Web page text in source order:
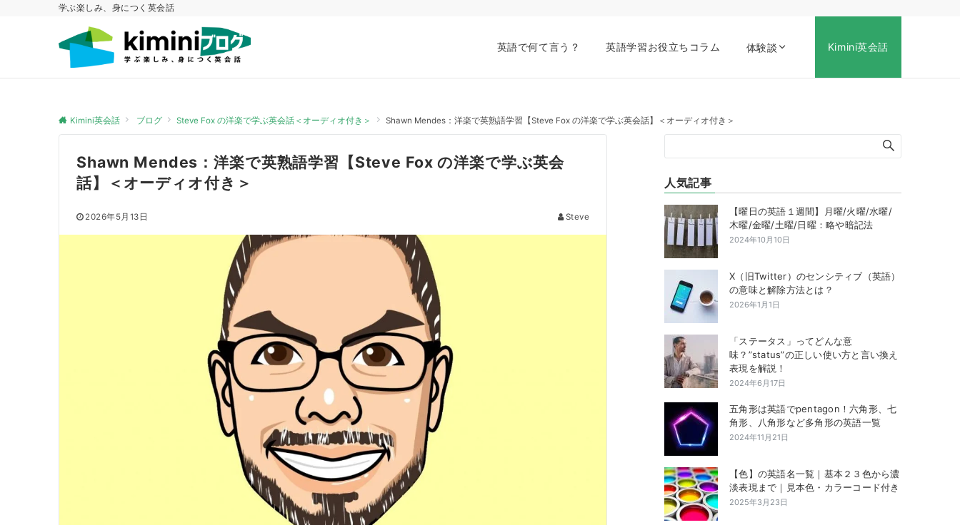
学ぶ楽しみ、身につく英会話
英語で何て言う？ 英語学習お役立ちコラム 体験談 Kimini英会話
Kimini英会話 ブログ Steve Fox の洋楽で学ぶ英会話＜オーディオ付き＞ Shawn Mendes：洋楽で英熟語学習【Steve Fox の洋楽で学ぶ英会話】＜オーディオ付き＞
Shawn Mendes：洋楽で英熟語学習【Steve Fox の洋楽で学ぶ英会
話】＜オーディオ付き＞
2026年5月13日 Steve
人気記事
【曜日の英語１週間】月曜/火曜/水曜/
木曜/金曜/土曜/日曜：略や暗記法
2024年10月10日
X（旧Twitter）のセンシティブ（英語）
の意味と解除方法とは？
2026年1月1日
「ステータス」ってどんな意
味？”status”の正しい使い方と言い換え
表現を解説！
2024年6月17日
五角形は英語でpentagon！六角形、七
角形、八角形など多角形の英語一覧
2024年11月21日
【色】の英語名一覧｜基本２３色から濃
淡表現まで｜見本色・カラーコード付き
2025年3月23日